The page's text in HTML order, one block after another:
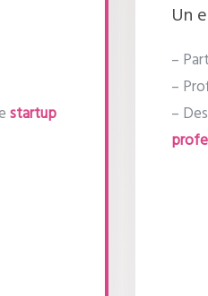
startup
Un
–
–
–